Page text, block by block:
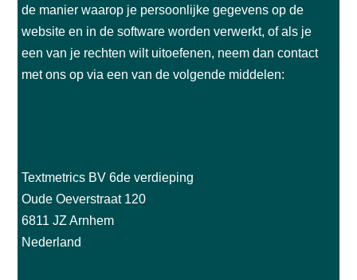
de manier waarop je persoonlijke gegevens op de
website en in de software worden verwerkt, of als je
een van je rechten wilt uitoefenen, neem dan contact
met ons op via een van de volgende middelen:
Textmetrics BV 6de verdieping
Oude Oeverstraat 120
6811 JZ Arnhem
Nederland